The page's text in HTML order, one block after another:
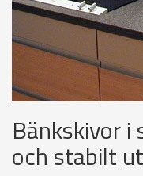
Bänkskivor
och stabilt